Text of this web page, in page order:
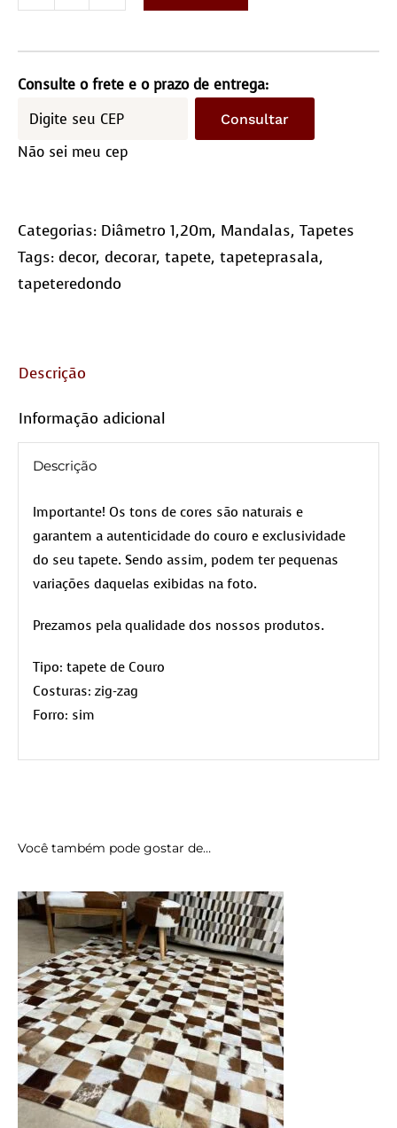
1,20
Diâmetro
quantidade
Consulte o frete e o prazo de entrega:
Consultar
Não sei meu cep
Categorias: Diâmetro 1,20m, Mandalas, Tapetes
Tags: decor, decorar, tapete, tapeteprasala,
tapeteredondo
Descrição
Informação adicional
Descrição
Importante! Os tons de cores são naturais e
garantem a autenticidade do couro e exclusividade
do seu tapete. Sendo assim, podem ter pequenas
variações daquelas exibidas na foto.
Prezamos pela qualidade dos nossos produtos.
Tipo: tapete de Couro
Costuras: zig-zag
Forro: sim
Você também pode gostar de…